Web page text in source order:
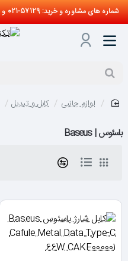
شماره های مشاوره و خرید: 57129-021 و 09121759502
لوازم جانبی کابل و تبدیل
باسئوس | Baseus